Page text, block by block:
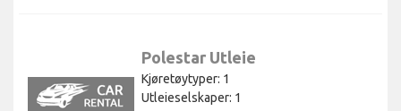
Polestar Utleie
Kjøretøytyper: 1
Utleieselskaper: 1